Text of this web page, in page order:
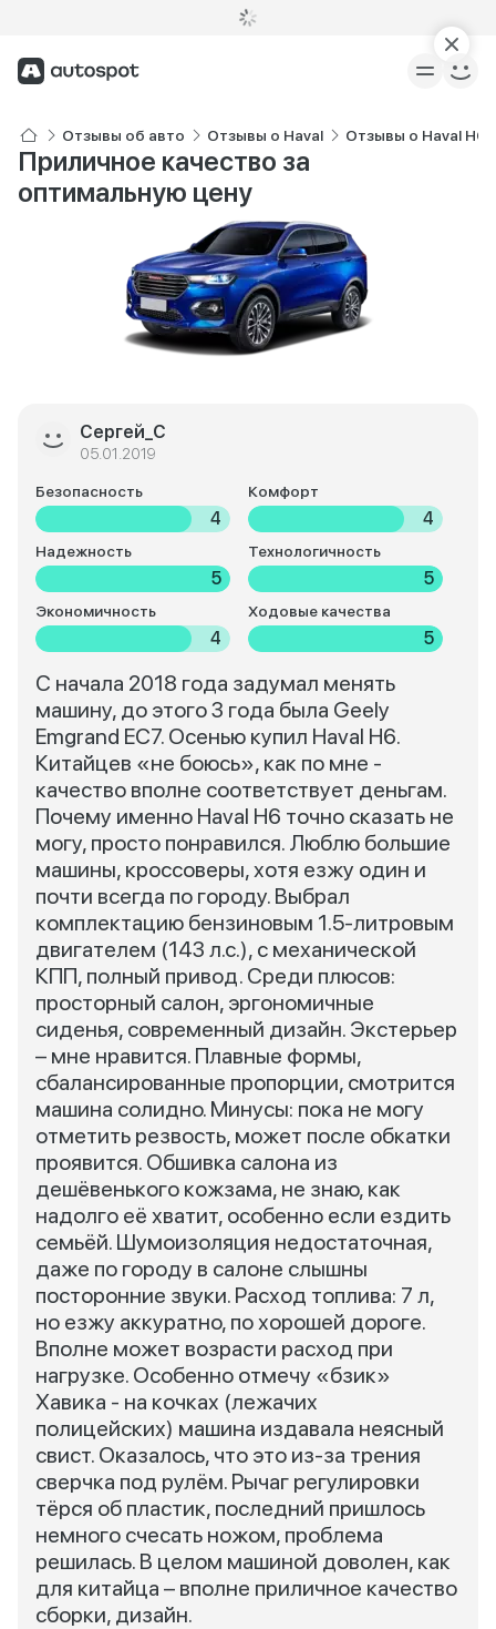
Отзывы об авто Отзывы о Haval Отзывы о Haval H6
Приличное качество за
оптимальную цену
Сергей_С
05.01.2019
Безопасность
4
Комфорт
4
Надежность
5
Технологичность
5
Экономичность
4
Ходовые качества
5
С начала 2018 года задумал менять
машину, до этого 3 года была Geely
Emgrand EC7. Осенью купил Haval H6.
Китайцев «не боюсь», как по мне -
качество вполне соответствует деньгам.
Почему именно Haval H6 точно сказать не
могу, просто понравился. Люблю большие
машины, кроссоверы, хотя езжу один и
почти всегда по городу. Выбрал
комплектацию бензиновым 1.5-литровым
двигателем (143 л.с.), с механической
КПП, полный привод. Среди плюсов:
просторный салон, эргономичные
сиденья, современный дизайн. Экстерьер
– мне нравится. Плавные формы,
сбалансированные пропорции, смотрится
машина солидно. Минусы: пока не могу
отметить резвость, может после обкатки
проявится. Обшивка салона из
дешёвенького кожзама, не знаю, как
надолго её хватит, особенно если ездить
семьёй. Шумоизоляция недостаточная,
даже по городу в салоне слышны
посторонние звуки. Расход топлива: 7 л,
но езжу аккуратно, по хорошей дороге.
Вполне может возрасти расход при
нагрузке. Особенно отмечу «бзик»
Хавика - на кочках (лежачих
полицейских) машина издавала неясный
свист. Оказалось, что это из-за трения
сверчка под рулём. Рычаг регулировки
тёрся об пластик, последний пришлось
немного счесать ножом, проблема
решилась. В целом машиной доволен, как
для китайца – вполне приличное качество
сборки, дизайн.